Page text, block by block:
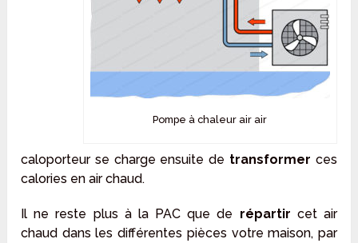
Pompe à chaleur air air
caloporteur se charge ensuite de transformer ces
calories en air chaud.
Il ne reste plus à la PAC que de répartir cet air
chaud dans les différentes pièces votre maison, par